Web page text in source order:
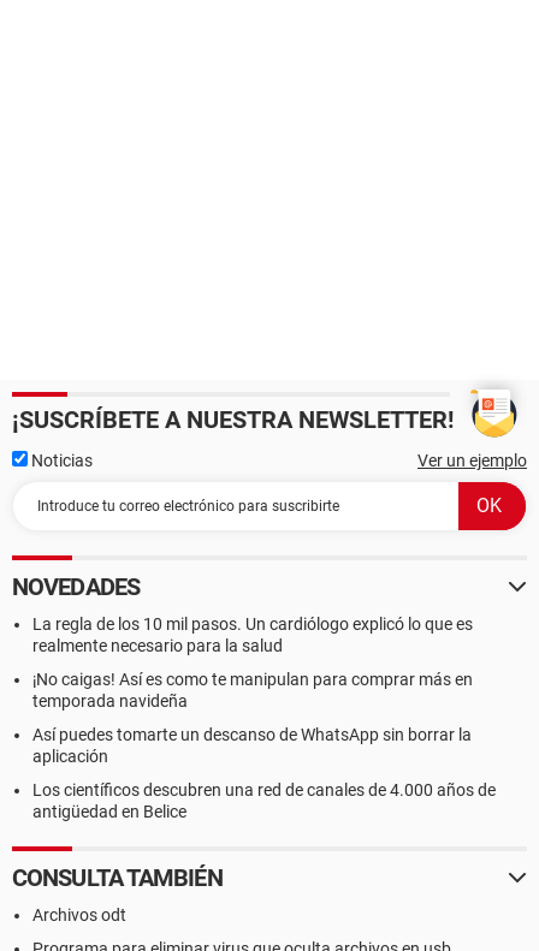
¡SUSCRÍBETE A NUESTRA NEWSLETTER!
Noticias Ver un ejemplo
NOVEDADES
La regla de los 10 mil pasos. Un cardiólogo explicó lo que es
realmente necesario para la salud
¡No caigas! Así es como te manipulan para comprar más en
temporada navideña
Así puedes tomarte un descanso de WhatsApp sin borrar la
aplicación
Los científicos descubren una red de canales de 4.000 años de
antigüedad en Belice
CONSULTA TAMBIÉN
Archivos odt